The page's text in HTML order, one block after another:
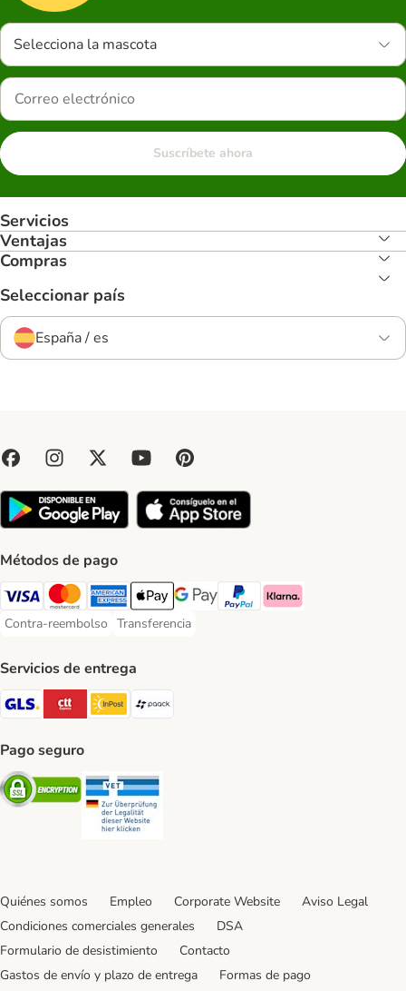
Selecciona la mascota
Suscríbete ahora
Servicios
Ventajas
Compras
Seleccionar país
España / es
Métodos de pago
Visa Payment Method
Mastercard Payment Method
American Express Payment Method
Apple Pay Payment Method
Google Pay Payment Method
PayPal Payment Method
Klarna Payment Method
Contra-reembolso
Contra-reembolso Payment Method
Transferencia
Transferencia Payment Method
Servicios de entrega
GLS Shipping Method
CTTExpress Shipping Method
InPost Shipping Method
paack Shipping Method
Pago seguro
Security
Quiénes somos Empleo Corporate Website
Aviso Legal
Condiciones comerciales generales
DSA
Formulario de desistimiento
Contacto
Gastos de envío y plazo de entrega
Formas de pago